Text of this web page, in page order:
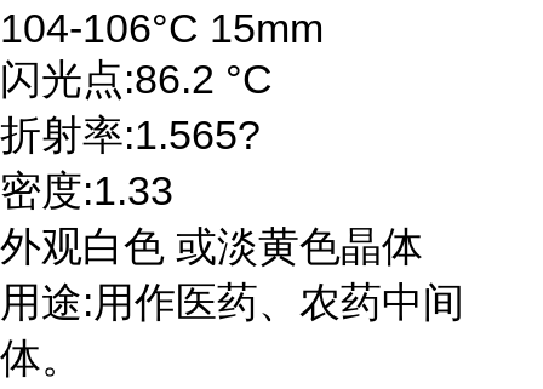
104-106°C 15mm
闪光点:86.2 °C
折射率:1.565?
密度:1.33
外观白色 或淡黄色晶体
用途:用作医药、农药中间
体。